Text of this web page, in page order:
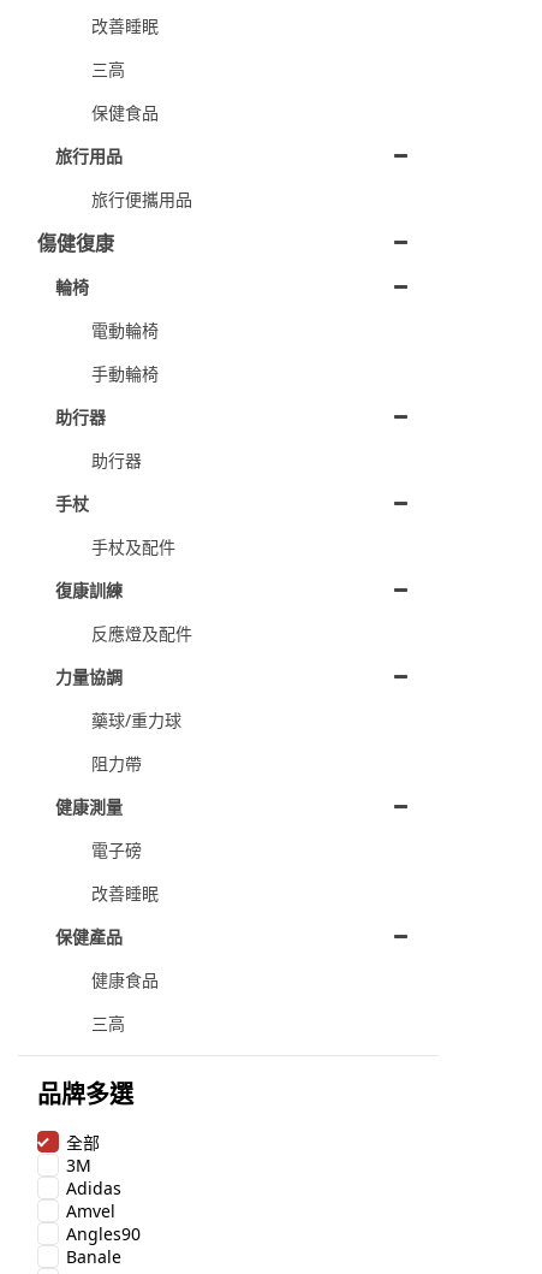
改善睡眠
三高
保健食品
旅行用品
旅行便攜用品
傷健復康
輪椅
電動輪椅
手動輪椅
助行器
助行器
手杖
手杖及配件
復康訓練
反應燈及配件
力量協調
藥球/重力球
阻力帶
健康測量
電子磅
改善睡眠
保健產品
健康食品
三高
品牌多選
全部
3M
Adidas
Amvel
Angles90
Banale